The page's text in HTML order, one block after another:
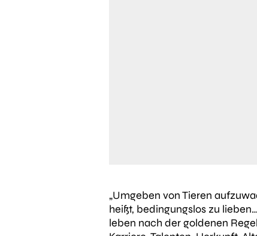
„Umgeben von Tieren
heißt, bedingungslos zu
leben nach der goldenen